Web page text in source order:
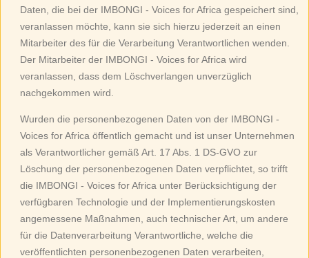
Daten, die bei der IMBONGI - Voices for Africa gespeichert sind,
veranlassen möchte, kann sie sich hierzu jederzeit an einen
Mitarbeiter des für die Verarbeitung Verantwortlichen wenden.
Der Mitarbeiter der IMBONGI - Voices for Africa wird
veranlassen, dass dem Löschverlangen unverzüglich
nachgekommen wird.
Wurden die personenbezogenen Daten von der IMBONGI -
Voices for Africa öffentlich gemacht und ist unser Unternehmen
als Verantwortlicher gemäß Art. 17 Abs. 1 DS-GVO zur
Löschung der personenbezogenen Daten verpflichtet, so trifft
die IMBONGI - Voices for Africa unter Berücksichtigung der
verfügbaren Technologie und der Implementierungskosten
angemessene Maßnahmen, auch technischer Art, um andere
für die Datenverarbeitung Verantwortliche, welche die
veröffentlichten personenbezogenen Daten verarbeiten,